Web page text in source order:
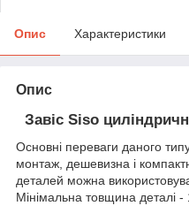
Опис Характеристики
Опис
Завіс Siso
Основні переваги даного
монтаж, дешевизна і
деталей можна
Мінімальна товщина деталі